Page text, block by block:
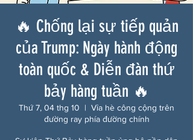
🔥 Chống lại sự tiếp quản
của Trump: Ngày hành động
toàn quốc & Diễn đàn thứ
bảy hàng tuần 🔥
Thứ 7, 04 thg 10
  |
Vỉa hè công cộng trên
đường ray phía đường chính